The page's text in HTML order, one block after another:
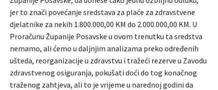
jer to znači povećanje sredstava za plaće za zdravstvene
djelatnike za nekih 1.800.000,00 KM do 2.000.000,00 KM. U
Proračunu Županije Posavske u ovom trenutku ta sredstva
nemamo, ali ćemo u daljnjim analizama preko određenih
ušteda, reorganizacije u zdravstvu i tražeći rezerve u Zavodu
zdravstvenog osiguranja, pokušati doći do tog konačnog
traženog zahtjeva, ali to je vrijeme u narednoj godini da